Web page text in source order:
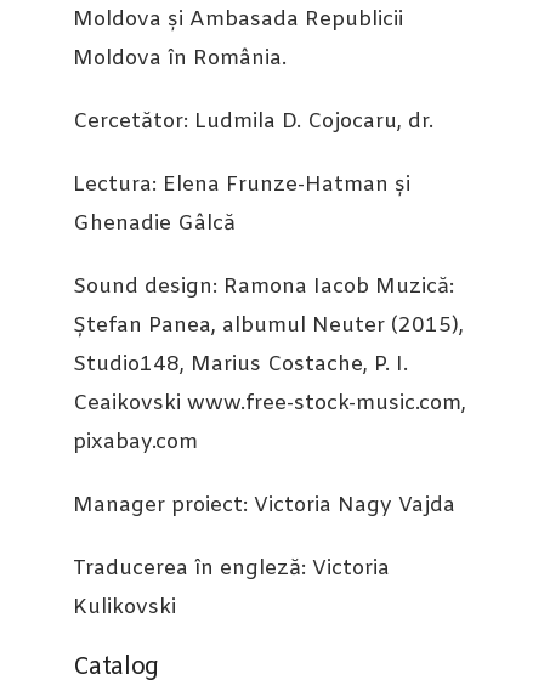
Moldova și Ambasada Republicii
Moldova în România.
Cercetător: Ludmila D. Cojocaru, dr.
Lectura: Elena Frunze-Hatman și
Ghenadie Gâlcă
Sound design: Ramona Iacob Muzică:
Ștefan Panea, albumul Neuter (2015),
Studio148, Marius Costache, P. I.
Ceaikovski www.free-stock-music.com,
pixabay.com
Manager proiect: Victoria Nagy Vajda
Traducerea în engleză: Victoria
Kulikovski
Catalog